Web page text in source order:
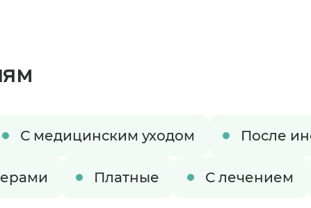
С медицинским уходом После
Платные С лечением
в пансионате?